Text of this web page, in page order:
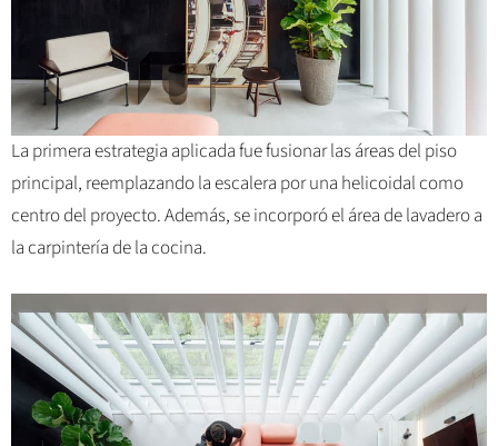
La primera estrategia aplicada fue fusionar las áreas del piso
principal, reemplazando la escalera por una helicoidal como
centro del proyecto. Además, se incorporó el área de lavadero a
la carpintería de la cocina.